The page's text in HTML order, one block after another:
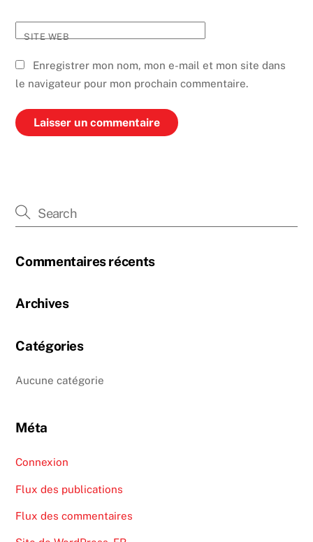
SITE WEB
Enregistrer mon nom, mon e-mail et mon site dans
le navigateur pour mon prochain commentaire.
Commentaires récents
Archives
Catégories
Aucune catégorie
Méta
Connexion
Flux des publications
Flux des commentaires